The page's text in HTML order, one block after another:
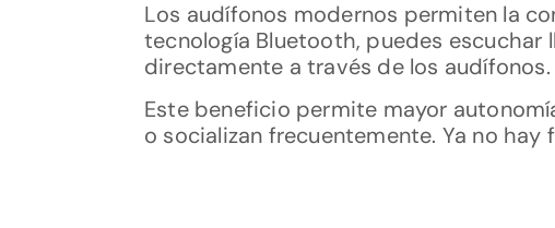
Los audífonos modernos permiten la
tecnología Bluetooth, puedes escuchar
directamente a través de los audífonos.
Este beneficio permite mayor
o socializan frecuentemente. Ya no